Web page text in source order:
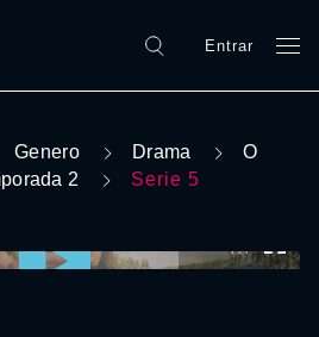
Entrar
Genero Drama
O
2 Serie 5